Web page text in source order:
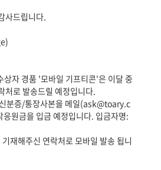
사드립니다.
상자 경품 '모바일 기프티콘'은 이달 중
처로 발송드릴 예정입니다.
분증/통장사본을 메일(ask@toary.c
원금을 입금 예정입니다. 입금자명:
재해주신 연락처로 모바일 발송 됩니